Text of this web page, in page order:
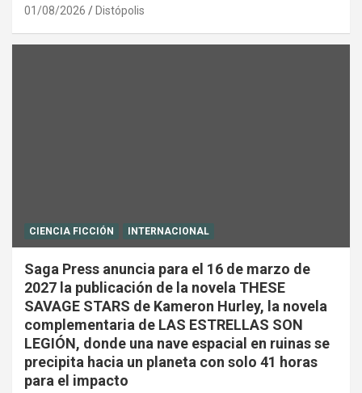
01/08/2026 Distópolis
CIENCIA FICCIÓN INTERNACIONAL
Saga Press anuncia para el 16 de marzo de
2027 la publicación de la novela THESE
SAVAGE STARS de Kameron Hurley, la novela
complementaria de LAS ESTRELLAS SON
LEGIÓN, donde una nave espacial en ruinas se
precipita hacia un planeta con solo 41 horas
para el impacto